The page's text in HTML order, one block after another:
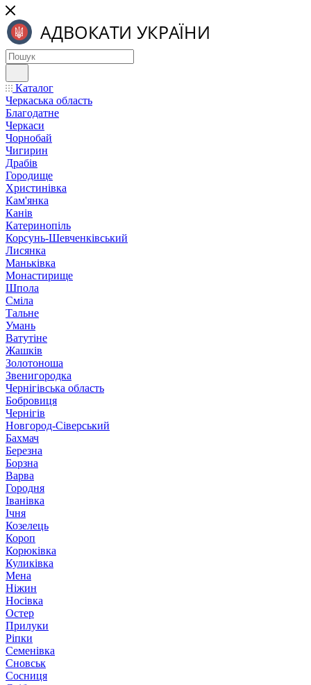
Каталог
Черкаська область
Благодатне
Черкаси
Чорнобай
Чигирин
Драбів
Городище
Христинівка
Кам'янка
Канів
Катеринопіль
Корсунь-Шевченківський
Лисянка
Маньківка
Монастирище
Шпола
Сміла
Тальне
Умань
Ватутіне
Жашків
Золотоноша
Звенигородка
Чернігівська область
Бобровиця
Чернігів
Новгород-Сіверський
Бахмач
Березна
Борзна
Варва
Городня
Іванівка
Ічня
Козелець
Короп
Корюківка
Куликівка
Мена
Ніжин
Носівка
Остер
Прилуки
Ріпки
Семенівка
Сновськ
Сосниця